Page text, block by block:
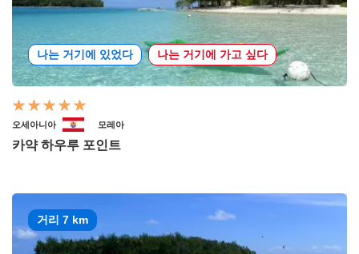
나는 거기에 있었다 나는 거기에 가고 싶다
오세아니아 모레아
카약 하우루 포인트
거리 7 km